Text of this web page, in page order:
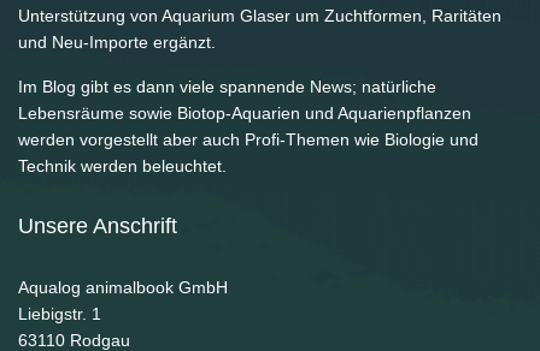
Unterstützung von Aquarium Glaser um Zuchtformen, Raritäten
und Neu-Importe ergänzt.
Im Blog gibt es dann viele spannende News; natürliche
Lebensräume sowie Biotop-Aquarien und Aquarienpflanzen
werden vorgestellt aber auch Profi-Themen wie Biologie und
Technik werden beleuchtet.
Unsere Anschrift
Aqualog animalbook GmbH
Liebigstr. 1
63110 Rodgau